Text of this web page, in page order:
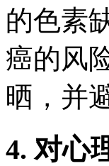
的色素
癌的风
晒，并
4. 对心